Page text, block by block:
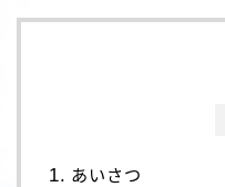
あいさつ